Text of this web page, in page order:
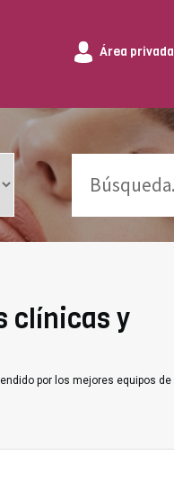
Área privada
clínicas y
por los mejores equipos de